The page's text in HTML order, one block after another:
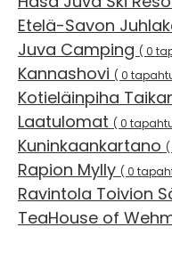
Etelä-Savon
Juva Camping ( 0
Kannashovi ( 0
Kotieläinpiha
Laatulomat ( 0
Kuninkaankartano
Rapion Mylly ( 0
Ravintola Toivion
TeaHouse of